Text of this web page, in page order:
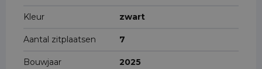
Kleur zwart
Aantal zitplaatsen 7
Bouwjaar 2025